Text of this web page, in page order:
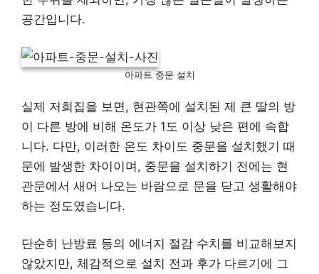
공간입니다.
아파트 중문 설치
실제 저희집을 보면, 현관쪽에 설치된 제 큰 딸의 방
이 다른 방에 비해 온도가 1도 이상 낮은 편에 속합
니다. 다만, 이러한 온도 차이도 중문을 설치했기 때
문에 발생한 차이이며, 중문을 설치하기 전에는 현
관문에서 새어 나오는 바람으로 문을 닫고 생활해야
하는 정도였습니다.
단순히 난방료 등의 에너지 절감 수치를 비교해보지
않았지만, 체감적으로 설치 전과 후가 다르기에 그